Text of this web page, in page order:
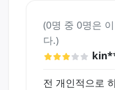
기본에 충실한
제품상태에 신
(0명 중 0명은
다.)
전 개인적으로